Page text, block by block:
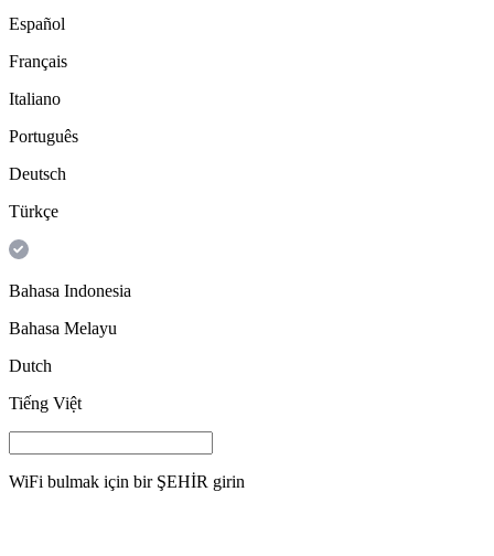
Español
Français
Italiano
Português
Deutsch
Türkçe
Bahasa Indonesia
Bahasa Melayu
Dutch
Tiếng Việt
WiFi bulmak için bir ŞEHİR girin